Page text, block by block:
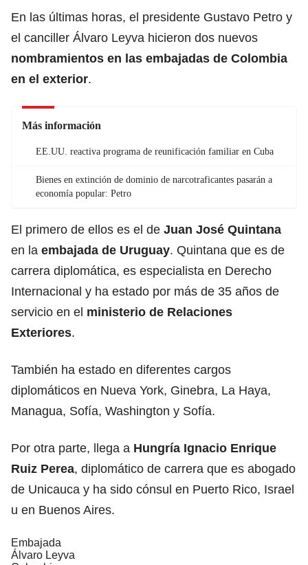
En las últimas horas, el presidente Gustavo Petro y
el canciller Álvaro Leyva hicieron dos nuevos
nombramientos en las embajadas de Colombia
en el exterior.
Más información
EE.UU. reactiva programa de reunificación familiar en Cuba
Bienes en extinción de dominio de narcotraficantes pasarán a
economía popular: Petro
El primero de ellos es el de Juan José Quintana
en la embajada de Uruguay. Quintana que es de
carrera diplomática, es especialista en Derecho
Internacional y ha estado por más de 35 años de
servicio en el ministerio de Relaciones
Exteriores.
También ha estado en diferentes cargos
diplomáticos en Nueva York, Ginebra, La Haya,
Managua, Sofía, Washington y Sofía.
Por otra parte, llega a Hungría Ignacio Enrique
Ruiz Perea, diplomático de carrera que es abogado
de Unicauca y ha sido cónsul en Puerto Rico, Israel
u en Buenos Aires.
Embajada
Álvaro Leyva